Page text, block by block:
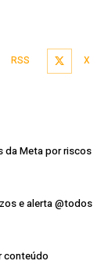
RSS X
da Meta por riscos
e alerta @todos
conteúdo